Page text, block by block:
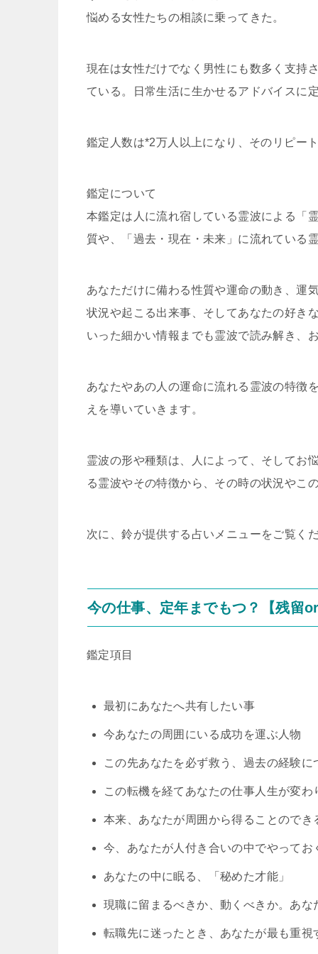
悩める女性たちの相談に乗ってきた。
現在は女性だけでなく男性にも数多く支持
ている。日常生活に生かせるアドバイスに
鑑定人数は*2万人以上になり、そのリピー
鑑定について
本鑑定は人に流れ宿している霊波による「
質や、「過去・現在・未来」に流れている
あなただけに備わる性質や運命の動き、運
状況や起こる出来事、そしてあなたの好き
いった細かい情報までも霊波で読み解き、
あなたやあの人の運命に流れる霊波の特徴
えを導いていきます。
霊波の形や種類は、人によって、そしてお
る霊波やその特徴から、その時の状況やこ
次に、鈴が提供する占いメニューをご覧く
今の仕事、定年までもつ？【残留
鑑定項目
最初にあなたへ共有したい事
今あなたの周囲にいる成功を運ぶ人物
この先あなたを必ず救う、過去の経験に
この転機を経てあなたの仕事人生が変わ
本来、あなたが周囲から得ることのでき
今、あなたが人付き合いの中でやってお
あなたの中に眠る、「秘めた才能」
現職に留まるべきか、動くべきか。あな
転職先に迷ったとき、あなたが最も重視